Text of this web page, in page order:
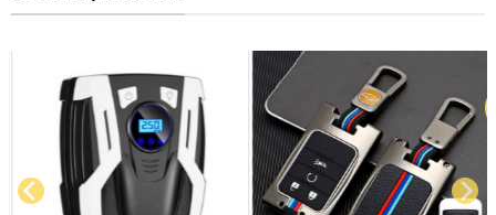
New HOT